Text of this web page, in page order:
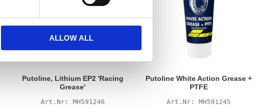
ALLOW ALL
Putoline, Lithium EP2 'Racing
Grease'
MH591246
Putoline White Action Grease +
PTFE
MH591245